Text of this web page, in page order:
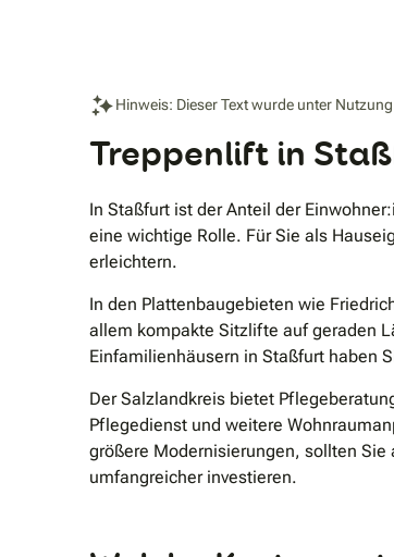
Hinweis: Dieser Text wurde unter
Treppenlift in
In Staßfurt ist der Anteil der
eine wichtige Rolle. Für Sie als
erleichtern.
In den Plattenbaugebieten wie
allem kompakte Sitzlifte auf geraden
Einfamilienhäusern in Staßfurt haben
Der Salzlandkreis bietet
Pflegedienst und weitere
größere Modernisierungen, sollten Sie
umfangreicher investieren.